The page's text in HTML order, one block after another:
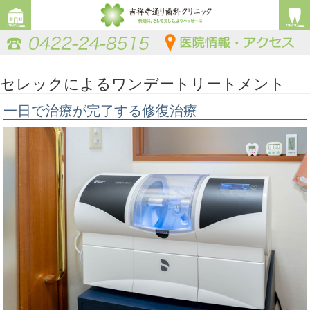
セレックによるワンデートリートメント
一日で治療が完了する修復治療